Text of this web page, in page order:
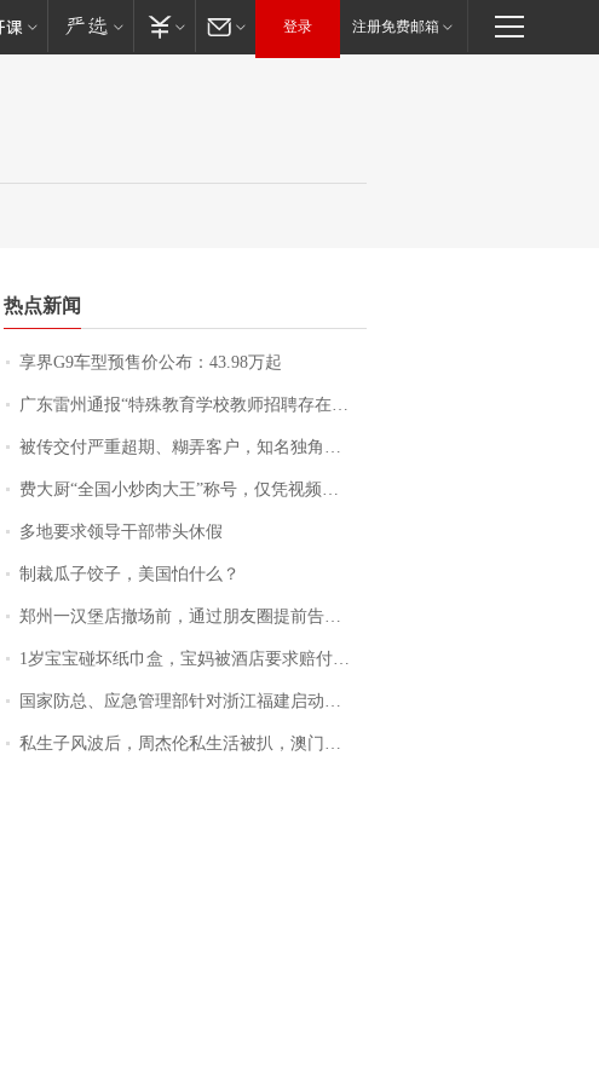
登录 注册免费邮箱
热点新闻
享界G9车型预售价公布：43.98万起
广东雷州通报“特殊教育学校教师招聘存在违规行为”：已启动问责程序 副校长被停职
被传交付严重超期、糊弄客户，知名独角兽车企创始人回应：都没证据，将依法采取措施，“本人长期与美国交管局保持沟通，对方表示肯定”
费大厨“全国小炒肉大王”称号，仅凭视频评出？中国烹饪协会回应
多地要求领导干部带头休假
制裁瓜子饺子，美国怕什么？
郑州一汉堡店撤场前，通过朋友圈提前告知逐一退费，有顾客仅剩1元也全被退回，分文不少；顾客：言而有信，让人感动
1岁宝宝碰坏纸巾盒，宝妈被酒店要求赔付924元！三亚一酒店回复：骨瓷定制！网友一查价格，吵翻了
国家防总、应急管理部针对浙江福建启动防汛防台风四级应急响应
私生子风波后，周杰伦私生活被扒，澳门输10亿传闻早已经水落石出